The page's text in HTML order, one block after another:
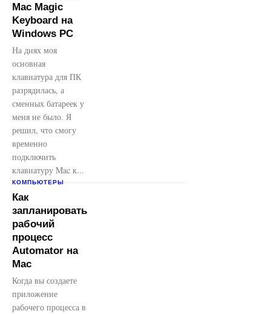
Mac Magic
Keyboard на
Windows PC
На днях моя
основная
клавиатура для ПК
разрядилась, а
сменных батареек у
меня не было. Я
решил, что смогу
временно
подключить
клавиатуру Mac к...
КОМПЬЮТЕРЫ
Как
запланировать
рабочий
процесс
Automator на
Mac
Когда вы создаете
приложение
рабочего процесса в